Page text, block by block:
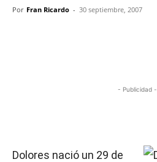
Por Fran Ricardo - 30 septiembre, 2007
- Publicidad -
Dolores nació un 29 de